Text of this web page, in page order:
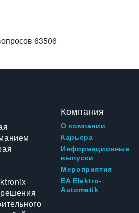
63506
решения
Компания
О компании
Карьера
Информационные
выпуски
Мероприятия
EA Elektro-
Automatik